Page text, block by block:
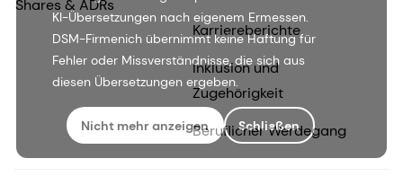
KI-Übersetzungen nach eigenem Ermessen.
DSM-Firmenich übernimmt keine Haftung für
Fehler oder Missverständnisse, die sich aus
diesen Übersetzungen ergeben.
Nicht mehr anzeigen Schließen
Shares & ADRs
Karriereberichte
Inklusion und
Zugehörigkeit
Beruflicher Werdegang